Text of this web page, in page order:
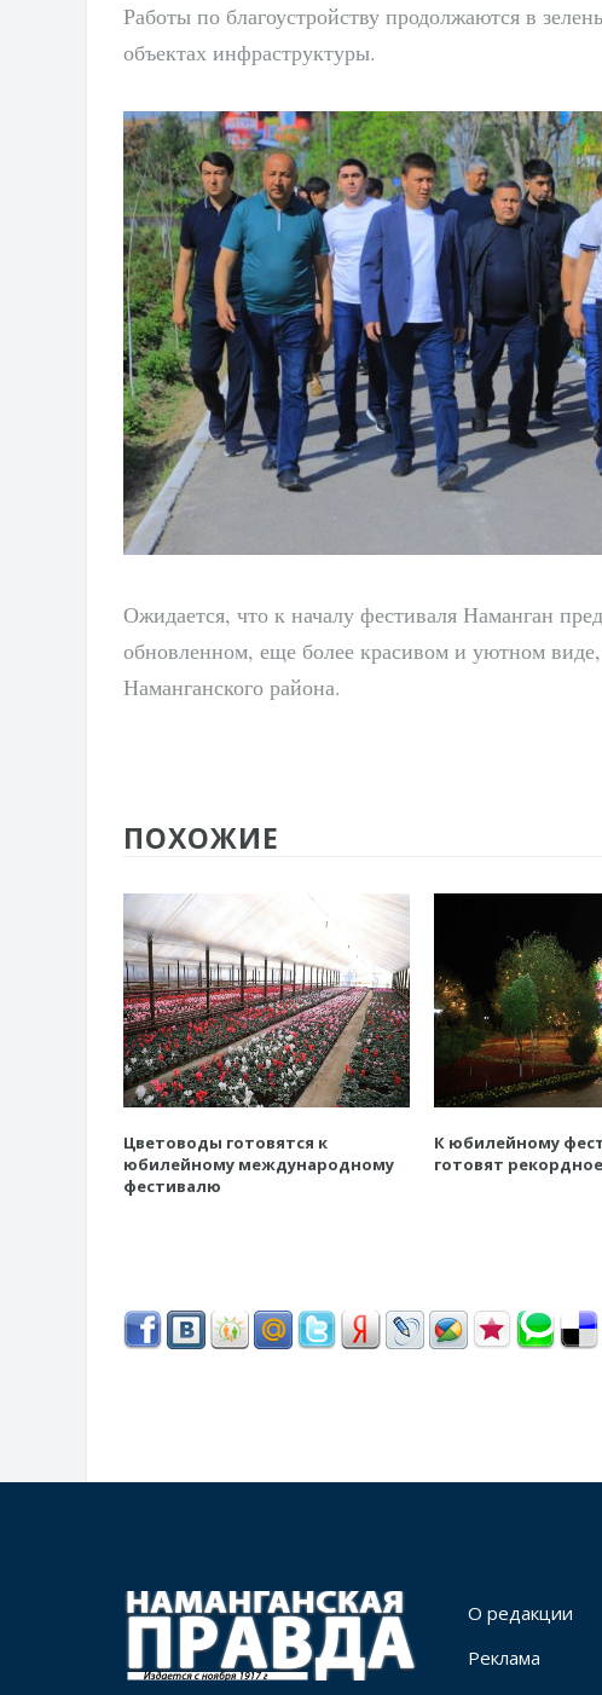
Работы по благоустройству продолжаются в
объектах инфраструктуры.
Ожидается, что к началу фестиваля Наманган
обновленном, еще более красивом и уютном
Наманганского района.
ПОХОЖИЕ
Цветоводы готовятся к
юбилейному международному
фестивалю
К юбилейному
готовят
О редакции
Реклама